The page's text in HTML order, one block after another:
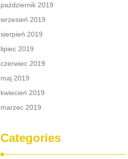
październik 2019
wrzesień 2019
sierpień 2019
lipiec 2019
czerwiec 2019
maj 2019
kwiecień 2019
marzec 2019
Categories